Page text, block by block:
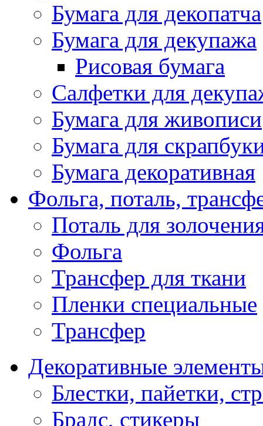
Бумага для декопатча
Бумага для декупажа
Рисовая бумага
Салфетки для
Бумага для живописи
Бумага для
Бумага декоративная
Фольга, поталь,
Поталь для
Фольга
Трансфер для ткани
Пленки специальные
Трансфер
Декоративные
Блестки, пайетки,
Брадс, стикеры